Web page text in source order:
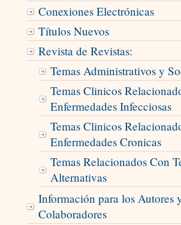
Conexiones Electrónicas
Títulos Nuevos
Revista de Revistas:
Temas Administrativos y
Temas Clinicos
Enfermedades Infecciosas
Temas Clinicos
Enfermedades Cronicas
Temas Relacionados Con
Alternativas
Información para los Autores
Colaboradores